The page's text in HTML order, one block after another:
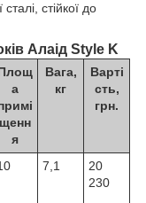
стійкої до
Алаід Style K
а
щенн
я
Вага,
кг
Варті
сть,
грн.
7,1
20
230